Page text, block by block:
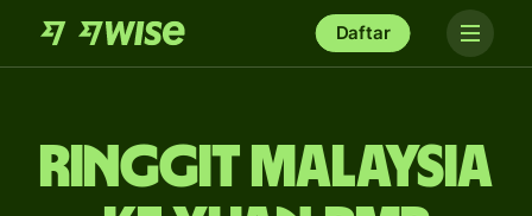
Daftar
ringgit Malaysia